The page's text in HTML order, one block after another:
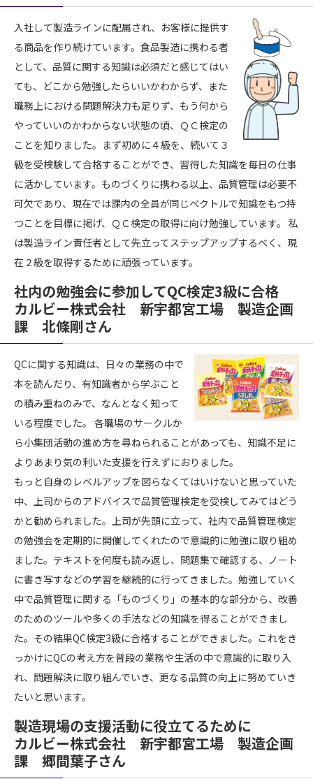
入社して製造ラインに配属され、お客様に提供す
る商品を作り続けています。食品製造に携わる者
として、品質に関する知識は必須だと感じてはい
ても、どこから勉強したらいいかわからず、また
職務上における問題解決力も足りず、もう何から
やっていいのかわからない状態の頃、ＱＣ検定の
ことを知りました。まず初めに４級を、続いて３
級を受検験して合格することができ、習得した知識を毎日の仕事
に活かしています。ものづくりに携わる以上、品質管理は必要不
可欠であり、現在では課内の全員が同じベクトルで知識をもつ持
つことを目標に掲げ、ＱＣ検定の取得に向け勉強しています。 私
は製造ライン責任者として先立ってステップアップするべく、現
在２級を取得するために頑張っています。
社内の勉強会に参加してQC検定3級に合格
カルビー株式会社 新宇都宮工場 製造企画
課 北條剛さん
QCに関する知識は、日々の業務の中で
本を読んだり、有知識者から学ぶこと
の積み重ねのみで、なんとなく知って
いる程度でした。 各職場のサークルか
ら小集団活動の進め方を尋ねられることがあっても、知識不足に
よりあまり気の利いた支援を行えずにおりました。
もっと自身のレベルアップを図らなくてはいけないと思っていた
中、上司からのアドバイスで品質管理検定を受検してみてはどう
かと勧められました。上司が先頭に立って、社内で品質管理検定
の勉強会を定期的に開催してくれたので意識的に勉強に取り組め
ました。テキストを何度も読み返し、問題集で確認する、ノート
に書き写すなどの学習を継続的に行ってきました。勉強していく
中で品質管理に関する「ものづくり」の基本的な部分から、改善
のためのツールや多くの手法などの知識を得ることができまし
た。その結果QC検定3級に合格することができました。これをき
っかけにQCの考え方を普段の業務や生活の中で意識的に取り入
れ、問題解決に取り組んでいき、更なる品質の向上に努めていき
たいと思います。
製造現場の支援活動に役立てるために
カルビー株式会社 新宇都宮工場 製造企画
課 郷間葉子さん